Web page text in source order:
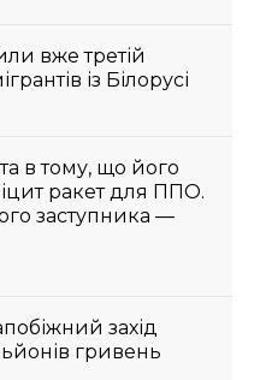
вже третій
із Білорусі
в тому, що його
ракет для ППО.
заступника —
захід
гривень